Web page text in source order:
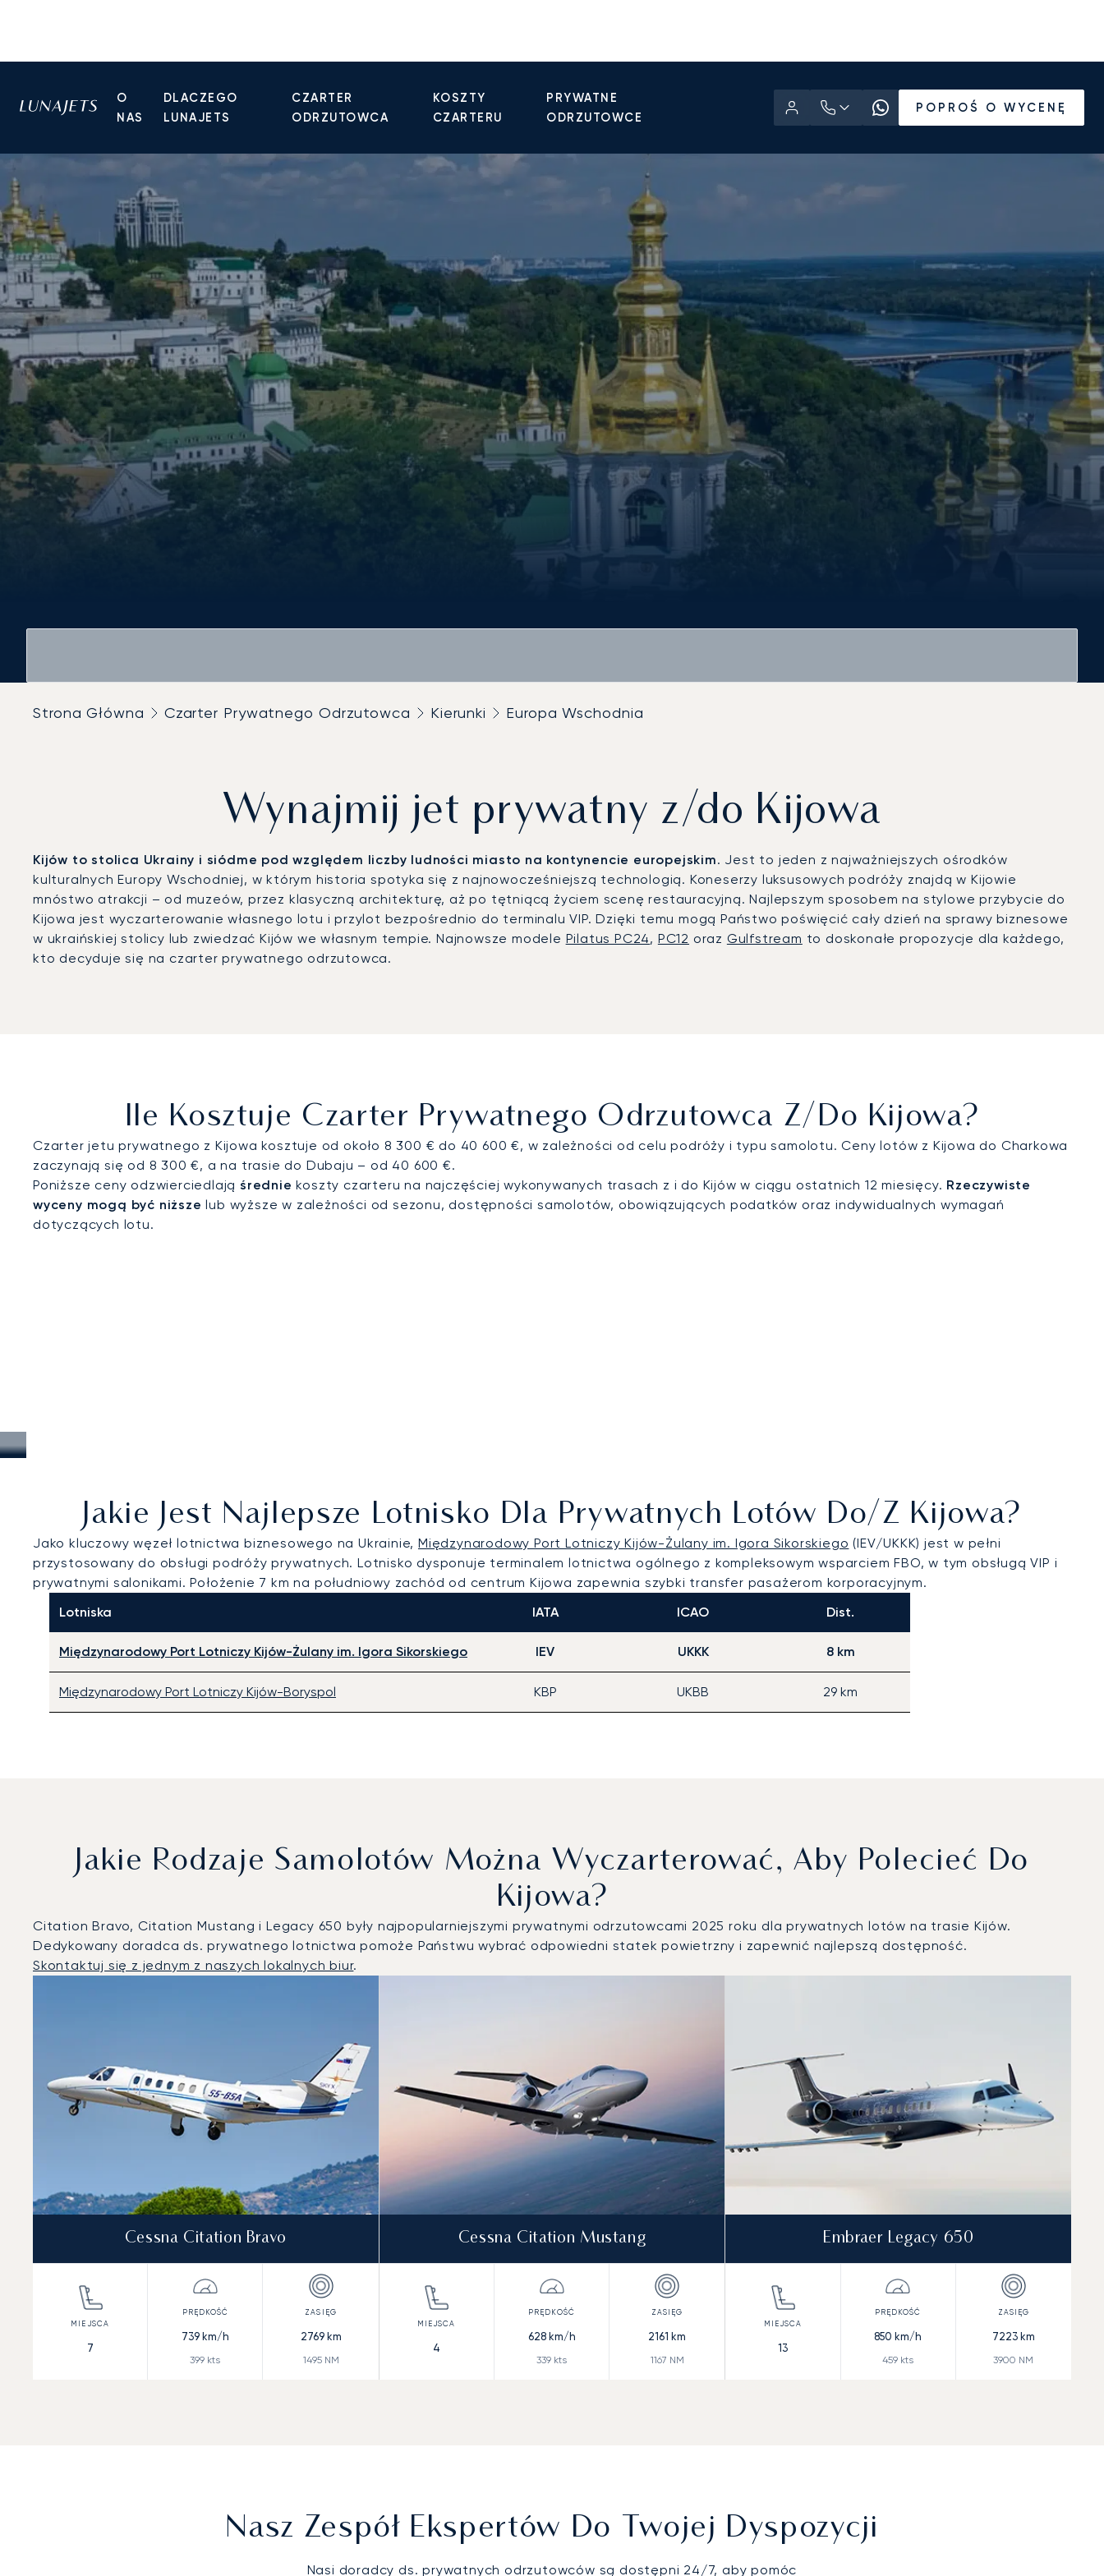
O
NAS
DLACZEGO
LUNAJETS
CZARTER
ODRZUTOWCA
KOSZTY
CZARTERU
PRYWATNE
ODRZUTOWCE
POPROŚ O WYCENĘ
Strona Główna Czarter Prywatnego Odrzutowca Kierunki Europa Wschodnia
Wynajmij jet prywatny z/do Kijowa
Kijów to stolica Ukrainy i siódme pod względem liczby ludności miasto na kontynencie europejskim. Jest to jeden z najważniejszych ośrodków
kulturalnych Europy Wschodniej, w którym historia spotyka się z najnowocześniejszą technologią. Koneserzy luksusowych podróży znajdą w Kijowie
mnóstwo atrakcji – od muzeów, przez klasyczną architekturę, aż po tętniącą życiem scenę restauracyjną. Najlepszym sposobem na stylowe przybycie do
Kijowa jest wyczarterowanie własnego lotu i przylot bezpośrednio do terminalu VIP. Dzięki temu mogą Państwo poświęcić cały dzień na sprawy biznesowe
w ukraińskiej stolicy lub zwiedzać Kijów we własnym tempie. Najnowsze modele Pilatus PC24, PC12 oraz Gulfstream to doskonałe propozycje dla każdego,
kto decyduje się na czarter prywatnego odrzutowca.
Ile Kosztuje Czarter Prywatnego Odrzutowca Z/do Kijowa?
Czarter jetu prywatnego z Kijowa kosztuje od około 8 300 € do 40 600 €, w zależności od celu podróży i typu samolotu. Ceny lotów z Kijowa do Charkowa
zaczynają się od 8 300 €, a na trasie do Dubaju – od 40 600 €.
Poniższe ceny odzwierciedlają średnie koszty czarteru na najczęściej wykonywanych trasach z i do Kijów w ciągu ostatnich 12 miesięcy. Rzeczywiste
wyceny mogą być niższe lub wyższe w zależności od sezonu, dostępności samolotów, obowiązujących podatków oraz indywidualnych wymagań
dotyczących lotu.
Jakie Jest Najlepsze Lotnisko Dla Prywatnych Lotów Do/z Kijowa?
Jako kluczowy węzeł lotnictwa biznesowego na Ukrainie, Międzynarodowy Port Lotniczy Kijów-Żulany im. Igora Sikorskiego (IEV/UKKK) jest w pełni
przystosowany do obsługi podróży prywatnych. Lotnisko dysponuje terminalem lotnictwa ogólnego z kompleksowym wsparciem FBO, w tym obsługą VIP i
prywatnymi salonikami. Położenie 7 km na południowy zachód od centrum Kijowa zapewnia szybki transfer pasażerom korporacyjnym.
Lotniska
IATA ICAO Dist.
Międzynarodowy Port Lotniczy Kijów-Żulany im. Igora Sikorskiego IEV UKKK 8 km
Międzynarodowy Port Lotniczy Kijów-Boryspol KBP UKBB 29 km
Jakie Rodzaje Samolotów Można Wyczarterować, Aby Polecieć Do
Kijowa?
Citation Bravo, Citation Mustang i Legacy 650 były najpopularniejszymi prywatnymi odrzutowcami 2025 roku dla prywatnych lotów na trasie Kijów.
Dedykowany doradca ds. prywatnego lotnictwa pomoże Państwu wybrać odpowiedni statek powietrzny i zapewnić najlepszą dostępność.
Skontaktuj się z jednym z naszych lokalnych biur.
Cessna Citation Bravo
7
739km/h
399 kts
2769km
1495NM
Cessna Citation Mustang
4
628km/h
339 kts
2161 km
1167 NM
Embraer Legacy 650
13
850 km/h
459 kts
7223km
3900 NM
Nasz Zespół Ekspertów Do Twojej Dyspozycji
Nasi doradcy ds. prywatnych odrzutowców są dostępni 24/7, aby pomóc